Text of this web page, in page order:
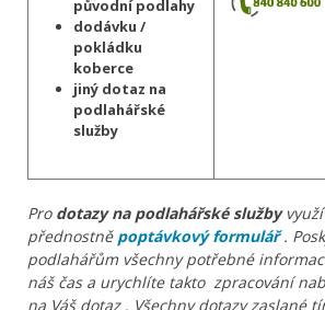
původní podlahy
dodávku /
pokládku
koberce
jiný dotaz na
podlahářské
služby
Pro dotazy na podlahářské služby
přednostně poptávkový formulář.
podlahářům všechny potřebné
náš čas a urychlíte takto zpracování
na Váš dotaz . Všechny dotazy zaslané